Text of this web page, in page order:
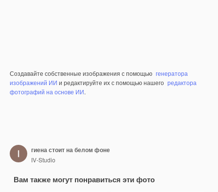
Создавайте собственные изображения с помощью генератора
изображений ИИ и редактируйте их с помощью нашего редактора
фотографий на основе ИИ.
гиена стоит на белом фоне
IV-Studio
Вам также могут понравиться эти фото